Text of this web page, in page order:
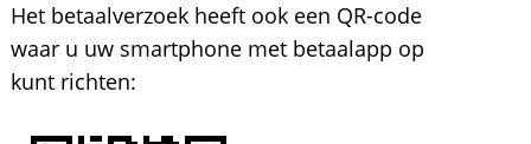
Het betaalverzoek heeft ook een QR-code
waar u uw smartphone met betaalapp op
kunt richten: